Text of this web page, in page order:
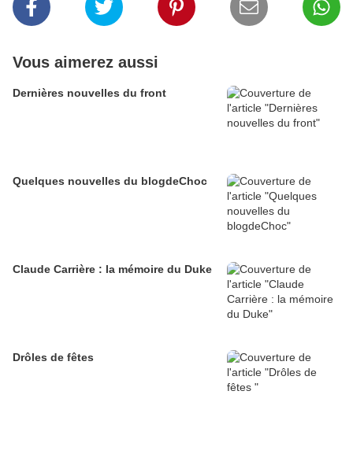
Vous aimerez aussi
Dernières nouvelles du front
Quelques nouvelles du blogdeChoc
Claude Carrière : la mémoire du Duke
Drôles de fêtes